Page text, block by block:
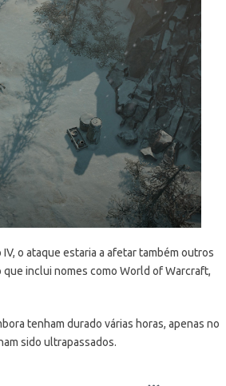
o ataque estaria a afetar também outros
inclui nomes como World of Warcraft,
tenham durado várias horas, apenas no
sido ultrapassados.